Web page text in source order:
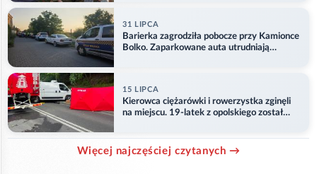
31 LIPCA
Barierka zagrodziła pobocze przy Kamionce
Bolko. Zaparkowane auta utrudniają
15 LIPCA
Kierowca ciężarówki i rowerzystka zginęli
na miejscu. 19-latek z opolskiego został
Więcej najczęściej czytanych →